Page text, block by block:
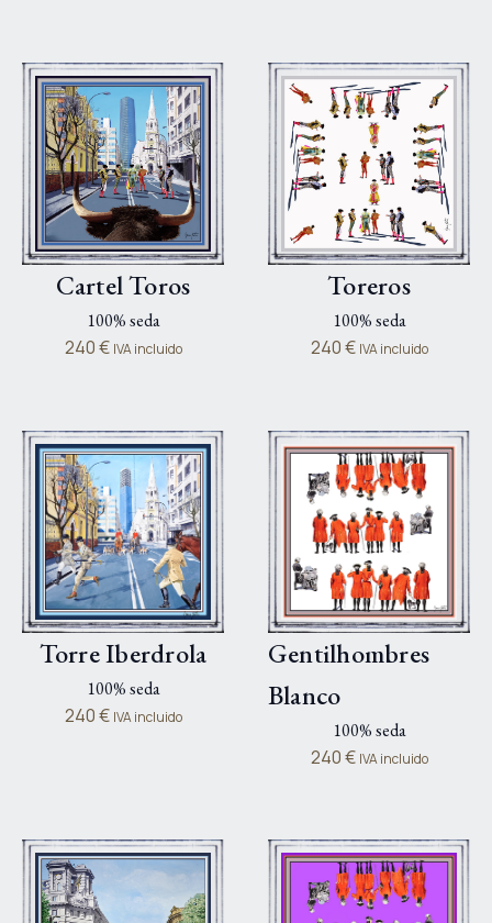
Cartel Toros
100% seda
240€ IVA incluido
Toreros
100% seda
240€ IVA incluido
Torre Iberdrola
100% seda
240€ IVA incluido
Gentilhombres
Blanco
100% seda
240€ IVA incluido